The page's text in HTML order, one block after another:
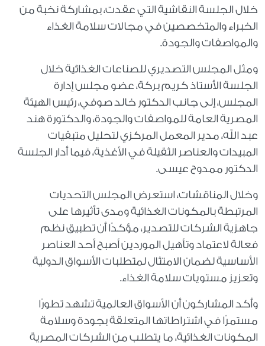
خلال الجلسة النقاشية التي عقدت، بمشاركة نخبة من
الخبراء والمتخصصين في مجالات سلامة الغذاء
والمواصفات والجودة.
ومثل المجلس التصديري للصناعات الغذائية خلال
الجلسة الأستاذ كريم بركة، عضو مجلس إدارة
المجلس، إلى جانب الدكتور خالد صوفي، رئيس الهيئة
المصرية العامة للمواصفات والجودة، والدكتورة هند
عبد الله، مدير المعمل المركزي لتحليل متبقيات
المبيدات والعناصر الثقيلة في الأغذية، فيما أدار الجلسة
الدكتور ممدوح عيسى.
وخلال المناقشات، استعرض المجلس التحديات
المرتبطة بالمكونات الغذائية ومدى تأثيرها على
جاهزية الشركات للتصدير، مؤكدًا أن تطبيق نظم
فعالة لاعتماد وتأهيل الموردين أصبح أحد العناصر
الأساسية لضمان الامتثال لمتطلبات الأسواق الدولية
وتعزيز مستويات سلامة الغذاء.
وأكد المشاركون أن الأسواق العالمية تشهد تطورًا
مستمرًا في اشتراطاتها المتعلقة بجودة وسلامة
المكونات الغذائية، ما يتطلب من الشركات المصرية